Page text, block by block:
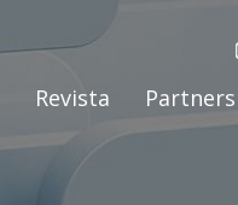
Revista Partners